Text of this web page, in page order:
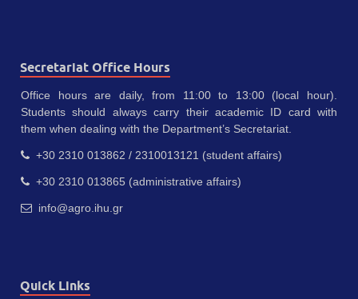
Secretariat Office Hours
Office hours are daily, from 11:00 to 13:00 (local hour).
Students should always carry their academic ID card with
them when dealing with the Department’s Secretariat.
+30 2310 013862 / 2310013121 (student affairs)
+30 2310 013865 (administrative affairs)
info@agro.ihu.gr
Quick Links